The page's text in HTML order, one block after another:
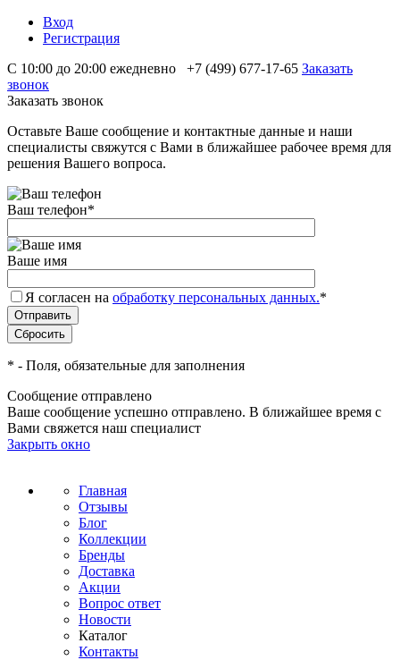
Вход
Регистрация
С 10:00 до 20:00 ежедневно
+7 (499) 677-17-65 Заказать
звонок
Заказать звонок
Оставьте Ваше сообщение и контактные данные и наши
специалисты свяжутся с Вами в ближайшее рабочее время для
решения Вашего вопроса.
Ваш телефон*
Ваше имя
Я согласен на обработку персональных данных.*
* - Поля, обязательные для заполнения
Сообщение отправлено
Ваше сообщение успешно отправлено. В ближайшее время с
Вами свяжется наш специалист
Закрыть окно
Главная
Отзывы
Блог
Коллекции
Бренды
Доставка
Акции
Вопрос ответ
Новости
Каталог
Контакты